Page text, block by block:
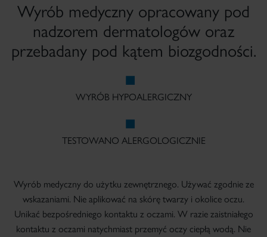
Wyrób medyczny opracowany pod
nadzorem dermatologów oraz
przebadany pod kątem biozgodności.
WYRÓB HYPOALERGICZNY
TESTOWANO ALERGOLOGICZNIE
Wyrób medyczny do użytku zewnętrznego. Używać zgodnie ze
wskazaniami. Nie aplikować na skórę twarzy i okolice oczu.
Unikać bezpośredniego kontaktu z oczami. W razie zaistniałego
kontaktu z oczami natychmiast przemyć oczy ciepłą wodą. Nie